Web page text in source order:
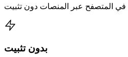
بدون تثبيت